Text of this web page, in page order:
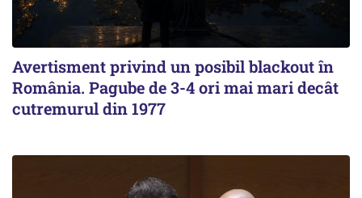
Avertisment privind un posibil blackout în
România. Pagube de 3-4 ori mai mari decât
cutremurul din 1977